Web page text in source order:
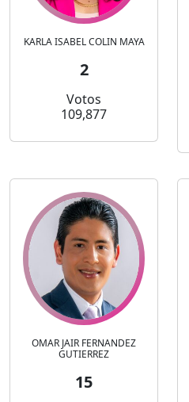
KARLA ISABEL COLIN MAYA
2
Votos
109,877
OMAR JAIR FERNANDEZ
GUTIERREZ
15